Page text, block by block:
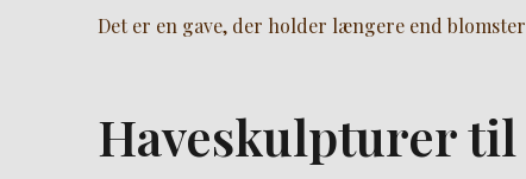
Det er en gave, der holder længere end
Haveskulpturer